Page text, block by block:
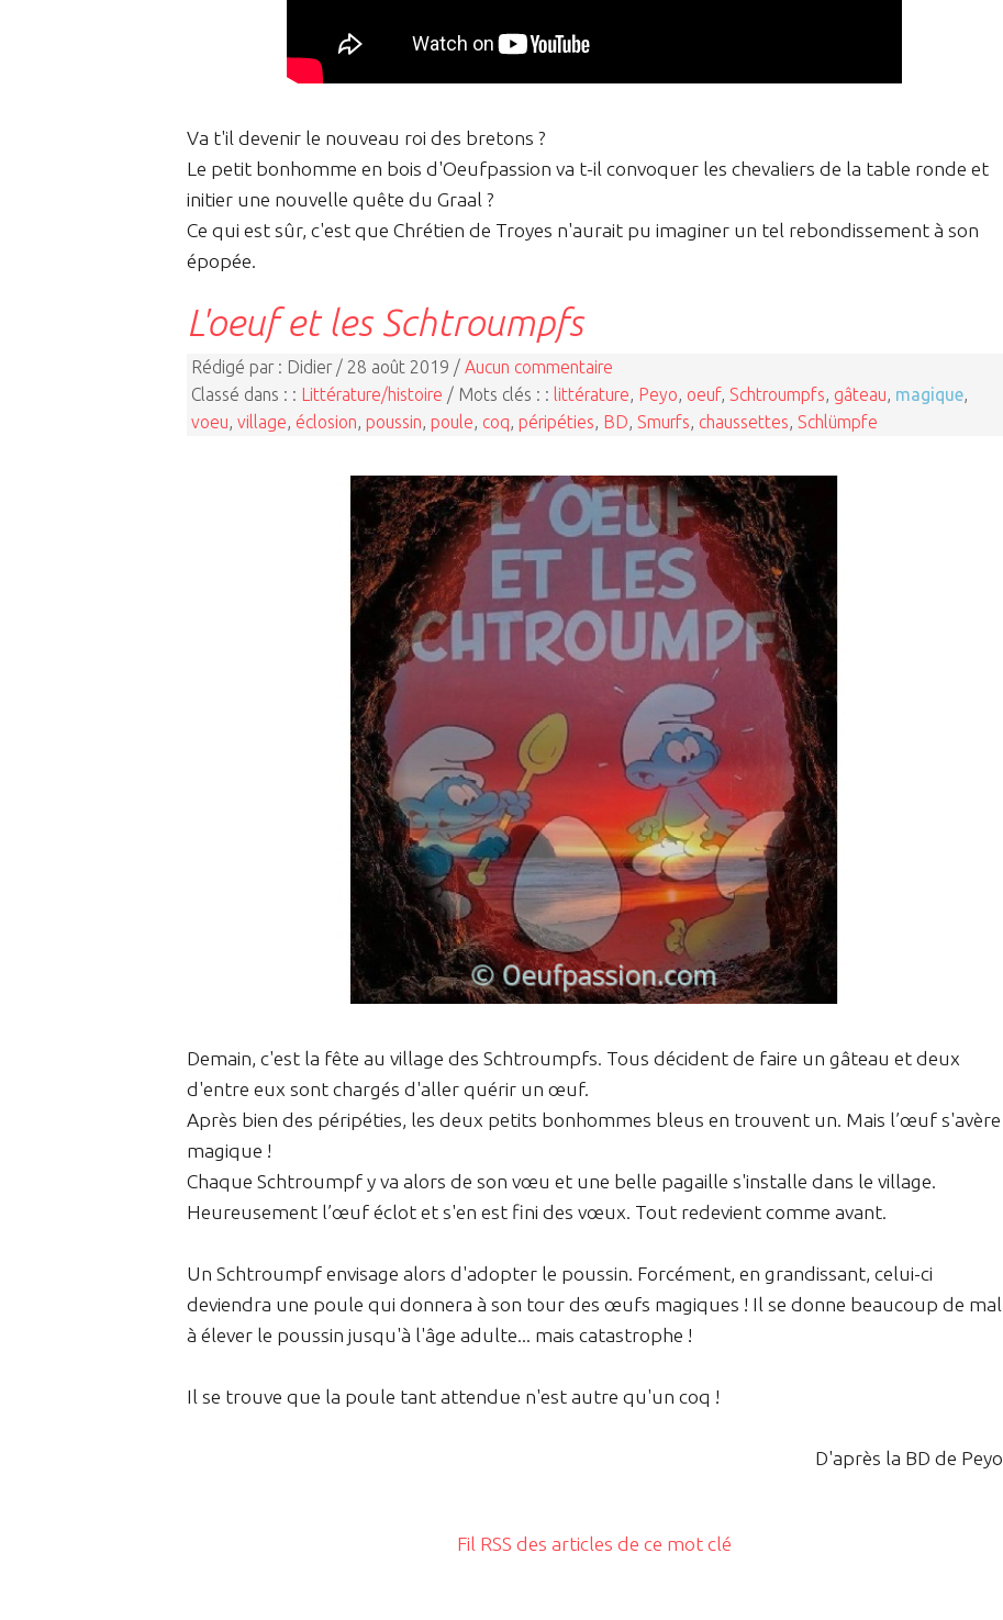
Va t'il devenir le nouveau roi des bretons ?
Le petit bonhomme en bois d'Oeufpassion va t-il convoquer les chevaliers de la table ronde et
initier une nouvelle quête du Graal ?
Ce qui est sûr, c'est que Chrétien de Troyes n'aurait pu imaginer un tel rebondissement à son
épopée.
L'oeuf et les Schtroumpfs
Rédigé par : Didier / 28 août 2019 / Aucun commentaire
Classé dans : : Littérature/histoire / Mots clés : : littérature, Peyo, oeuf, Schtroumpfs, gâteau, magique,
voeu, village, éclosion, poussin, poule, coq, péripéties, BD, Smurfs, chaussettes, Schlümpfe
Demain, c'est la fête au village des Schtroumpfs. Tous décident de faire un gâteau et deux
d'entre eux sont chargés d'aller quérir un œuf.
Après bien des péripéties, les deux petits bonhommes bleus en trouvent un. Mais l’œuf s'avère
magique !
Chaque Schtroumpf y va alors de son vœu et une belle pagaille s'installe dans le village.
Heureusement l’œuf éclot et s'en est fini des vœux. Tout redevient comme avant.
Un Schtroumpf envisage alors d'adopter le poussin. Forcément, en grandissant, celui-ci
deviendra une poule qui donnera à son tour des œufs magiques ! Il se donne beaucoup de mal
à élever le poussin jusqu'à l'âge adulte... mais catastrophe !
Il se trouve que la poule tant attendue n'est autre qu'un coq !
D'après la BD de Peyo
Fil RSS des articles de ce mot clé